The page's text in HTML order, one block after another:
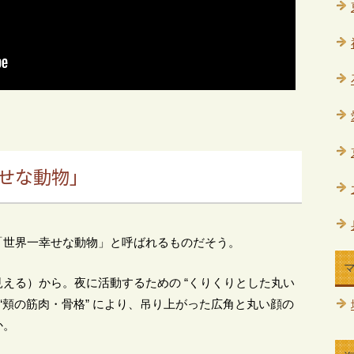
動物」
界一幸せな動物」と呼ばれるものだそう。
る）から。夜に活動するための “くりくりとした丸い
の筋肉・骨格” により、吊り上がった広角と丸い顔の